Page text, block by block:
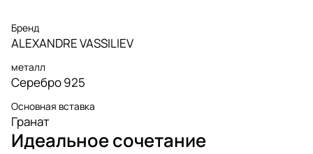
Бренд
ALEXANDRE VASSILIEV
металл
Серебро 925
Основная вставка
Гранат
Идеальное сочетание